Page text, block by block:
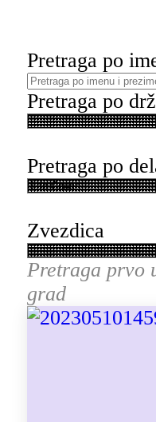
Pretraga po
Pretraga po
Pretraga po
Zvezdica
Pretraga prvo
grad